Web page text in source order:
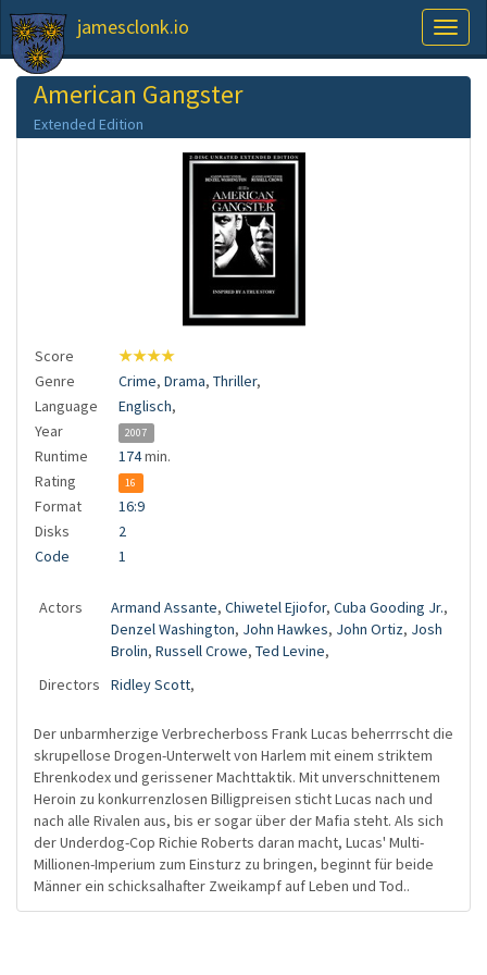
jamesclonk.io
American Gangster
Extended Edition
Score
★★★★
Genre
Crime, Drama, Thriller,
Language
Englisch,
Year
2007
Runtime 174min.
Rating
16
Format
16:9
Disks
2
Code
1
Actors Armand Assante, Chiwetel Ejiofor, Cuba Gooding Jr.,
Denzel Washington, John Hawkes, John Ortiz, Josh
Brolin, Russell Crowe, Ted Levine,
Directors
Ridley Scott,
Der unbarmherzige Verbrecherboss Frank Lucas beherrrscht die
skrupellose Drogen-Unterwelt von Harlem mit einem striktem
Ehrenkodex und gerissener Machttaktik. Mit unverschnittenem
Heroin zu konkurrenzlosen Billigpreisen sticht Lucas nach und
nach alle Rivalen aus, bis er sogar über der Mafia steht. Als sich
der Underdog-Cop Richie Roberts daran macht, Lucas' Multi-
Millionen-Imperium zum Einsturz zu bringen, beginnt für beide
Männer ein schicksalhafter Zweikampf auf Leben und Tod..